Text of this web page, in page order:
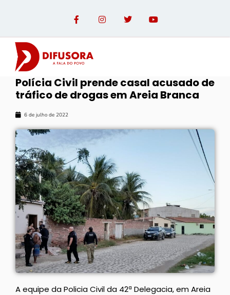
Polícia Civil prende casal acusado de
tráfico de drogas em Areia Branca
6 de julho de 2022
A equipe da Policia Civil da 42ª Delegacia, em Areia